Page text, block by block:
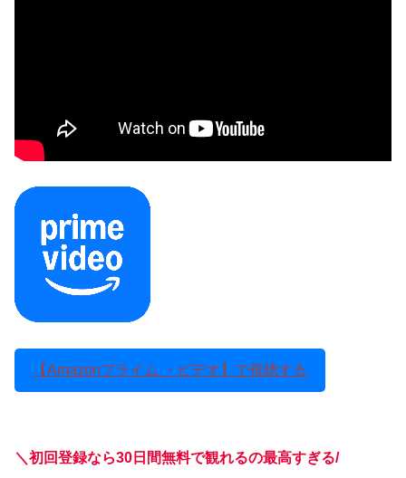
【Amazonプライム ・ビデオ】で視聴する
＼初回登録なら30日間無料で観れるの最高すぎる/